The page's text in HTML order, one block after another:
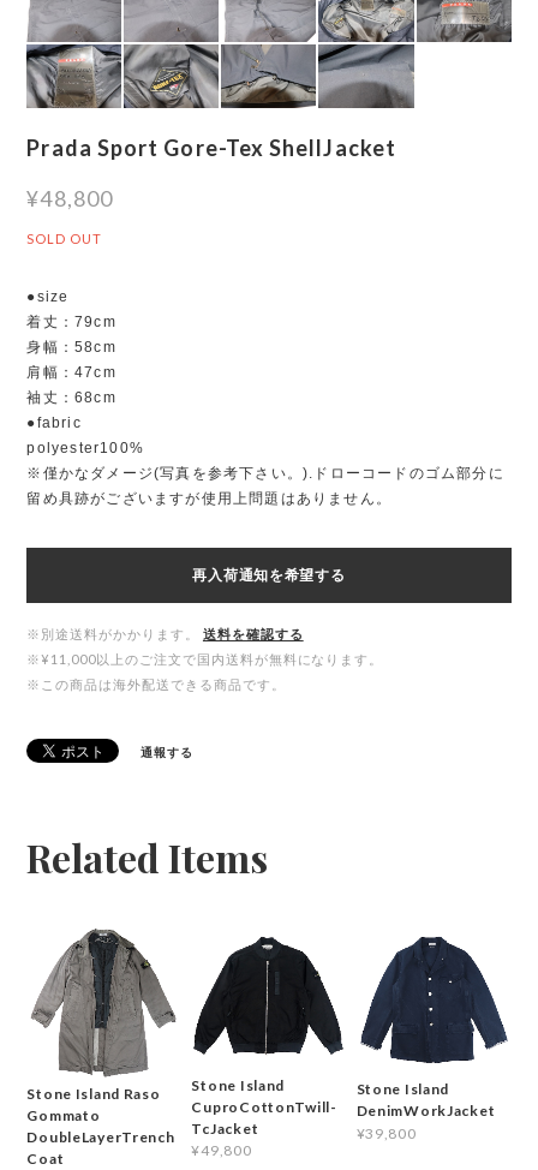
Prada Sport Gore-Tex ShellJacket
¥48,800
SOLD OUT
●size
着丈：79cm
身幅：58cm
肩幅：47cm
袖丈：68cm
●fabric
polyester100%
※僅かなダメージ(写真を参考下さい。).ドローコードのゴム部分に
留め具跡がございますが使用上問題はありません。
再入荷通知を希望する
※別途送料がかかります。
送料を確認する
※¥11,000以上のご注文で国内送料が無料になります。
※この商品は海外配送できる商品です。
通報する
Related Items
Stone Island Raso
Gommato
DoubleLayerTrench
Coat
Stone Island
CuproCottonTwill-
TcJacket
¥49,800
Stone Island
DenimWorkJacket
¥39,800